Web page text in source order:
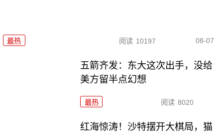
最热 阅读 10197 08-07
五箭齐发：东大这次出手，没给
美方留半点幻想
最热 阅读 8020
红海惊涛！沙特摆开大棋局，猫